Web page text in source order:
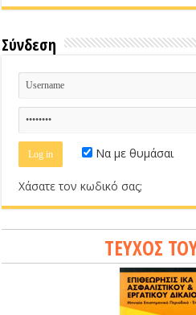
Σύνδεση
Να με θυμάσαι
Χάσατε τον κωδικό σας;
ΤΕΥΧΟΣ